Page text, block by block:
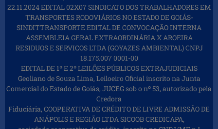
22.11.2024 EDITAL 02X07 SINDICATO DOS TRABALHADORES EM
TRANSPORTES RODOVIÁRIOS NO ESTADO DE GOIÁS-
SINDITTRANSPORTE EDITAL DE CONVOCAÇÃO INTERNA
ASSEMBLEIA GERAL EXTRAORDINÁRIA X AROEIRA
RESIDUOS E SERVICOS LTDA (GOYAZES AMBIENTAL) CNPJ
18.175.007 0001-00
EDITAL DE 1º E 2º LEILÕES PÚBLICOS EXTRAJUDICIAIS
Geoliano de Souza Lima, Leiloeiro Oficial inscrito na Junta
Comercial do Estado de Goiás, JUCEG sob o nº 53, autorizado pela
Credora
Fiduciária, COOPERATIVA DE CRÉDITO DE LIVRE ADMISSÃO DE
ANÁPOLIS E REGIÃO LTDA SICOOB CREDICAPA,